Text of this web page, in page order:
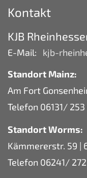
Kontakt
KJB
E-Mail:
kjb-
Standort Mainz:
Am Fort
Telefon 06131/ 253
Standort Worms:
Kämmererstr. 59 |
Telefon 06241/